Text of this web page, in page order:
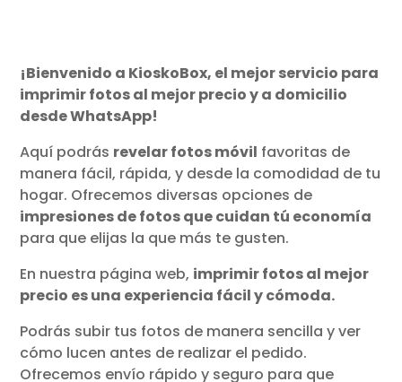
¡Bienvenido a KioskoBox, el mejor servicio para
imprimir fotos al mejor precio y a domicilio
desde WhatsApp!
Aquí podrás revelar fotos móvil favoritas de
manera fácil, rápida, y desde la comodidad de tu
hogar. Ofrecemos diversas opciones de
impresiones de fotos que cuidan tú economía
para que elijas la que más te gusten.
En nuestra página web, imprimir fotos al mejor
precio es una experiencia fácil y cómoda.
Podrás subir tus fotos de manera sencilla y ver
cómo lucen antes de realizar el pedido.
Ofrecemos envío rápido y seguro para que